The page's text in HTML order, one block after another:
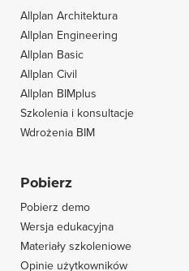
Allplan Architektura
Allplan Engineering
Allplan Basic
Allplan Civil
Allplan BIMplus
Szkolenia i konsultacje
Wdrożenia BIM
Pobierz
Pobierz demo
Wersja edukacyjna
Materiały szkoleniowe
Opinie użytkowników